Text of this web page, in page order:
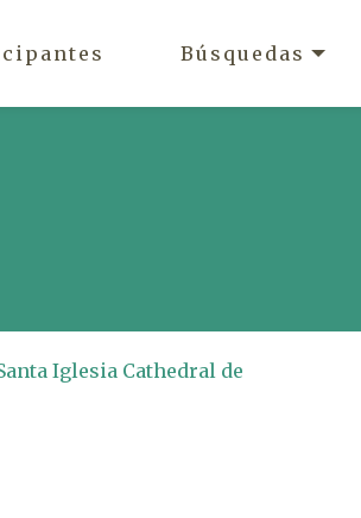
Búsquedas
Iglesia Cathedral de